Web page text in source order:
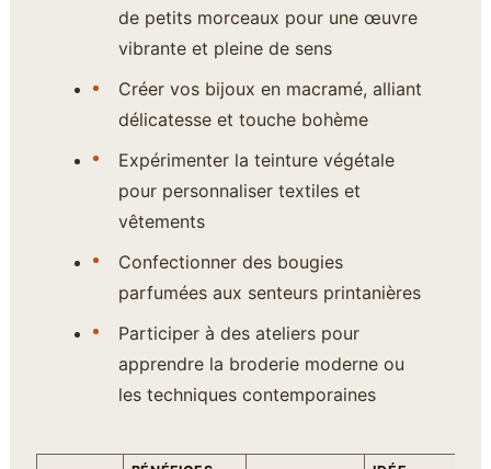
de petits morceaux pour une œuvre
vibrante et pleine de sens
Créer vos bijoux en macramé, alliant
délicatesse et touche bohème
Expérimenter la teinture végétale
pour personnaliser textiles et
vêtements
Confectionner des bougies
parfumées aux senteurs printanières
Participer à des ateliers pour
apprendre la broderie moderne ou
les techniques contemporaines